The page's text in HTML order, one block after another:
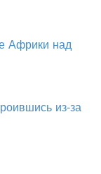
Африки над
из-за